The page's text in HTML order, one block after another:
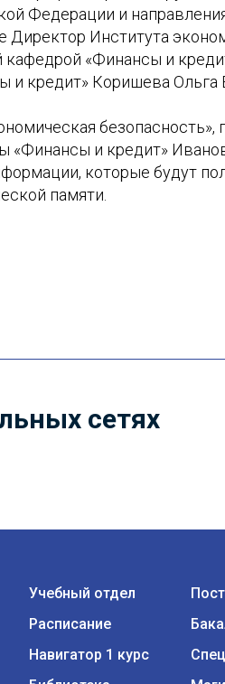
Федерации и
Директор Института
«Финансы и
кредит» Коришева Ольга
«Финансы и кредит»
которые будут
памяти.
сетях
Учебный отдел
Расписание
Навигатор 1 курс